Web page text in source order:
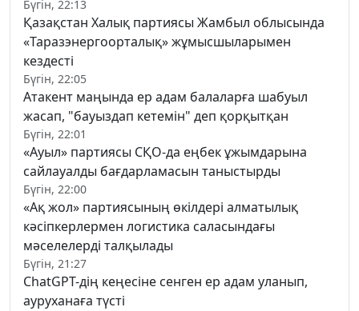
Бүгін, 22:13
Қазақстан Халық партиясы Жамбыл облысында
«Таразэнергоорталық» жұмысшыларымен
кездесті
Бүгін, 22:05
Атакент маңында ер адам балаларға шабуыл
жасап, "бауыздап кетемін" деп қорқытқан
Бүгін, 22:01
«Ауыл» партиясы СҚО-да еңбек ұжымдарына
сайлауалды бағдарламасын таныстырды
Бүгін, 22:00
«Ақ жол» партиясының өкілдері алматылық
кәсіпкерлермен логистика саласындағы
мәселелерді талқылады
Бүгін, 21:27
ChatGPT-дің кеңесіне сенген ер адам уланып,
ауруханаға түсті